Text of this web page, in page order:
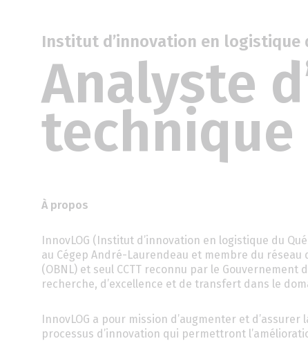
Institut d’innovation en logistique
Analyste
technique
À propos
InnovLOG (Institut d’innovation en logistique du
au Cégep André-Laurendeau et membre du réseau
(OBNL) et seul CCTT reconnu par le
recherche, d’excellence et de transfert dans le
InnovLOG a pour mission d’augmenter et
processus d’innovation qui permettront